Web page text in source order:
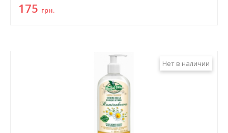
175 грн.
Нет в наличии